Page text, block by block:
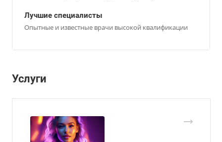
Лучшие специалисты
Опытные и известные врачи высокой квалификации
Услуги